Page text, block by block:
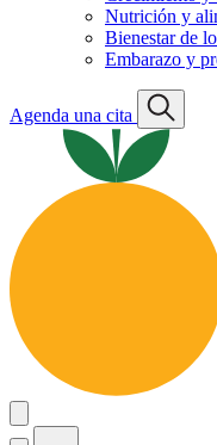
Nutrición y
Bienestar de
Embarazo y
Agenda una cita